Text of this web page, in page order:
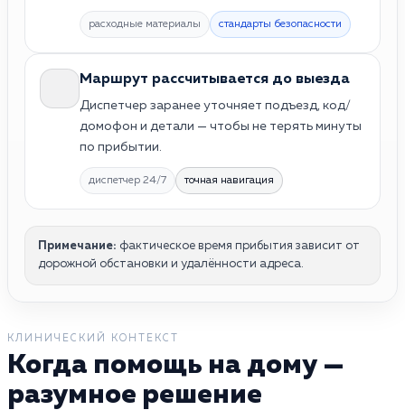
расходные материалы стандарты безопасности
Маршрут рассчитывается до выезда
Диспетчер заранее уточняет подъезд, код/
домофон и детали — чтобы не терять минуты
по прибытии.
диспетчер 24/7 точная навигация
Примечание: фактическое время прибытия зависит от
дорожной обстановки и удалённости адреса.
КЛИНИЧЕСКИЙ КОНТЕКСТ
Когда помощь на дому —
разумное решение